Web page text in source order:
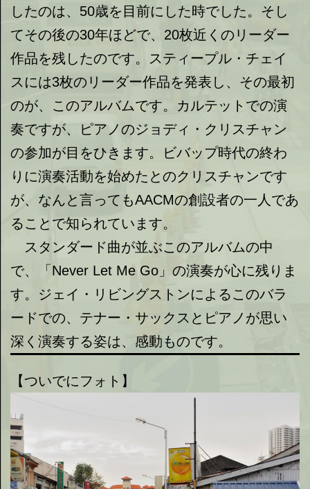
したのは、50歳を目前にした時でした。そし
てその後の30年ほどで、20枚近くのリーダー
作品を残したのです。スティープル・チェイ
スには3枚のリーダー作品を発表し、その最初
のが、このアルバムです。カルテットでの演
奏ですが、ピアノのジョディ・クリスチャン
の参加が目をひきます。ビバップ時代の終わ
りに演奏活動を始めたとのクリスチャンです
が、なんと言ってもAACMの創設者の一人であ
ることで知られています。
スタンダード曲が並ぶこのアルバムの中
で、「Never Let Me Go」の演奏が心に残りま
す。ジェイ・リビングストンによるこのバラ
ードでの、テナー・サックスとピアノが思い
深く演奏する姿は、感動ものです。
【ついでにフォト】